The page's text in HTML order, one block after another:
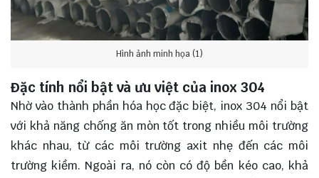
Hình ảnh minh họa (1)
Đặc tính nổi bật và ưu việt của inox 304
Nhờ vào thành phần hóa học đặc biệt, inox 304 nổi bật
với khả năng chống ăn mòn tốt trong nhiều môi trường
khác nhau, từ các môi trường axit nhẹ đến các môi
trường kiềm. Ngoài ra, nó còn có độ bền kéo cao, khả